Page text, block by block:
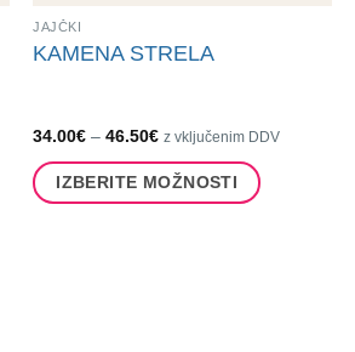
JAJČKI
KAMENA STRELA
34.00€ – 46.50€Cenovni
razpon:
od
34.00€
do
z vključenim DDV
IZBERITE MOŽNOSTI